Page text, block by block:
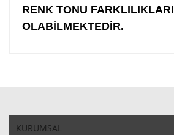
RENK TONU FARKLILIKLARI
OLABİLMEKTEDİR.
KURUMSAL